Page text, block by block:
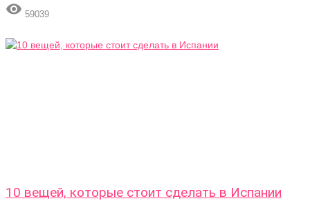
 59039
10 вещей, которые стоит сделать в Испании